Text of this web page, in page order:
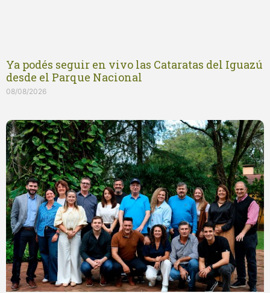
Ya podés seguir en vivo las Cataratas del Iguazú
desde el Parque Nacional
08/08/2026